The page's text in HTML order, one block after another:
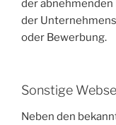
der
der
oder Bewerbung.
Sonstige
Neben den